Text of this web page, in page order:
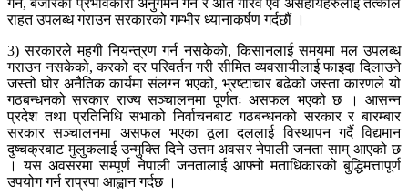
राहत उपलब्ध गराउन सरकारको गम्भीर ध्यानाकर्षण गर्दछौं ।
3) सरकारले महगी नियन्त्रण गर्न नसकेको, किसानलाई समयमा मल उपलब्ध
गराउन नसकेको, करको दर परिवर्तन गरी सीमित व्यवसायीलाई फाइदा दिलाउने
जस्तो घोर अनैतिक कार्यमा संलग्न भएको, भ्रष्टाचार बढेको जस्ता कारणले यो
गठबन्धनको सरकार राज्य सञ्चालनमा पूर्णतः असफल भएको छ । आसन्न
प्रदेश तथा प्रतिनिधि सभाको निर्वाचनबाट गठबन्धनको सरकार र बारम्बार
सरकार सञ्चालनमा असफल भएका ठूला दललाई विस्थापन गर्दै विद्यमान
दुष्चक्रबाट मुलुकलाई उन्मुक्ति दिने उत्तम अवसर नेपाली जनता साम् आएको छ
। यस अवसरमा सम्पूर्ण नेपाली जनतालाई आफ्नो मताधिकारको बुद्धिमत्तापूर्ण
उपयोग गर्न राप्रपा आह्वान गर्दछ ।